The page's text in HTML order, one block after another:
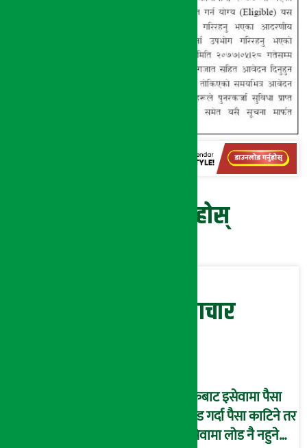
प्रतिक्रिया दिनुहोस्
सम्बन्धित समाचार
बैंकबाट इसेवामा पैसा
लोड गर्दा पैसा काटिने तर
इसेवामा लोड नै नहुने